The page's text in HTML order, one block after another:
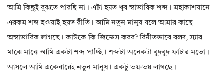
আমি কিছুই বুঝতে পারছি না। এটা হয়ত খুব স্বাভাবিক শব্দ। মহাকাশযানে
এরকম শব্দ হওয়াই হয়ত রীতি। আমি নতুন মানুষ বলে আমার কাছে
অস্বাভাবিক লাগছে। কাউকে কি জিজ্ঞেস করব? বিনীতভাবে বলব, স্যার
মাঝে মাঝে আমি একটা শব্দ পাচ্ছি। শব্দটা অনেকটা বুদবুদ ফাটার মতো।
আসলে আমি একেবারেই নতুন মানুষ। একটু ভয়-ভয় লাগছে।